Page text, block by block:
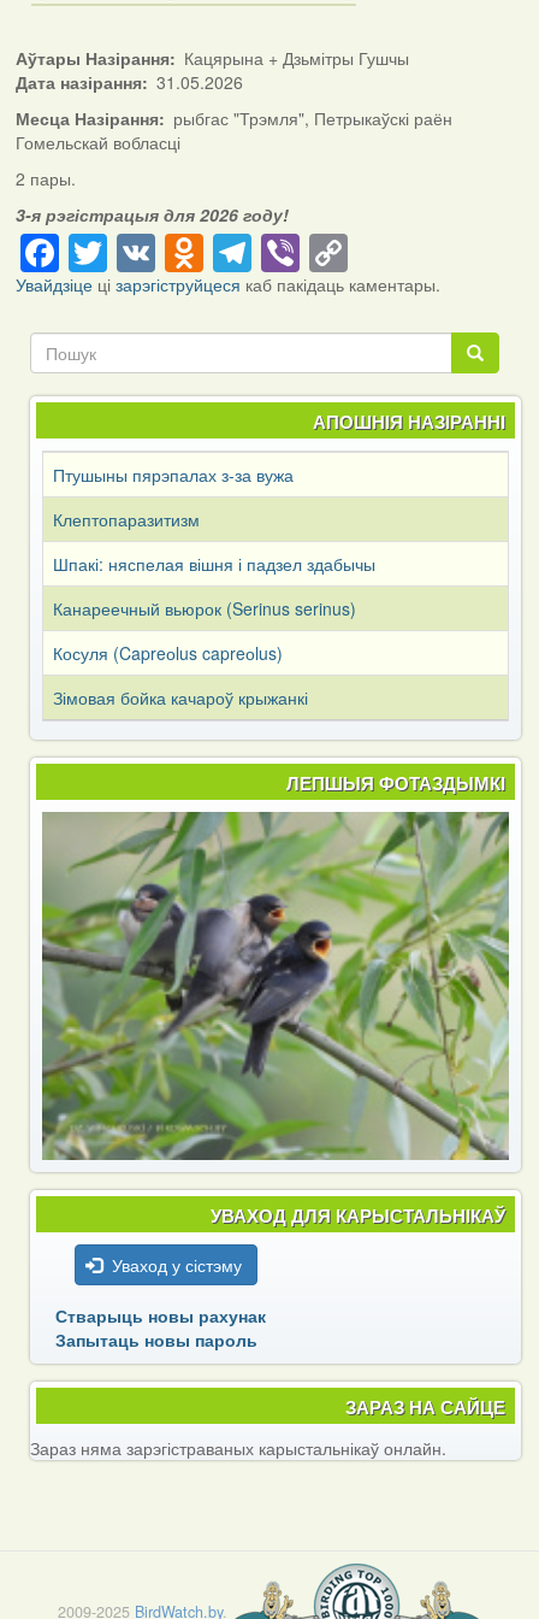
Аўтары Назірання
Кацярына + Дзьмітры Гушчы
Дата назірання
31.05.2026
Месца Назірання
рыбгас "Трэмля", Петрыкаўскі раён
Гомельскай вобласці
2 пары.
3-я рэгістрацыя для 2026 году!
Facebook
Twitter
VKOdnoklassniki
Telegram
ViberCopy
Link
Увайдзіцеці зарэгіструйцеся каб пакідаць каментары.
Пошук
Пошук
АПОШНІЯ НАЗІРАННІ
Птушыны пярэпалах з-за вужа
Клептопаразитизм
Шпакі: няспелая вішня і падзел здабычы
Канареечный вьюрок (Serinus serinus)
Косуля (Capreоlus capreоlus)
Зімовая бойка качароў крыжанкі
ЛЕПШЫЯ ФОТАЗДЫМКІ
УВАХОД ДЛЯ КАРЫСТАЛЬНІКАЎ
Уваход у сістэму
Стварыць новы рахунак
Запытаць новы пароль
ЗАРАЗ НА САЙЦЕ
Зараз няма зарэгістраваных карыстальнікаў онлайн.
2009-2025 BirdWatch.by.